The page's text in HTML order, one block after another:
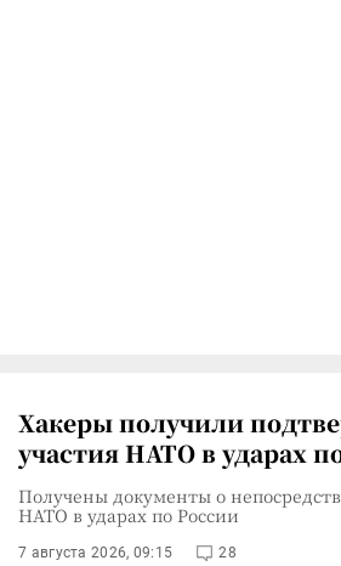
Хакеры получили
участия НАТО в ударах
Получены документы о
НАТО в ударах по России
7 августа 2026, 09:15 28